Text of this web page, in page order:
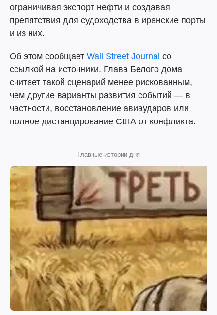
ограничивая экспорт нефти и создавая
препятствия для судоходства в иранские порты
и из них.
Об этом сообщает Wall Street Journal со
ссылкой на источники. Глава Белого дома
считает такой сценарий менее рискованным,
чем другие варианты развития событий — в
частности, восстановление авиаударов или
полное дистанцирование США от конфликта.
Главные истории дня